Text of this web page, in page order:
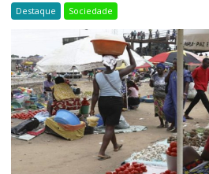
Destaque Sociedade